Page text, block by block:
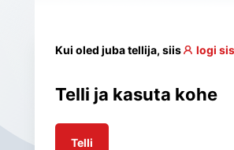
Kui oled juba tellija, siis logi
Telli ja kasuta kohe
Telli